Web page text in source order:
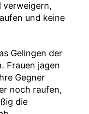
verweigern,
und keine
Gelingen der
Frauen jagen
Gegner
noch raufen,
die